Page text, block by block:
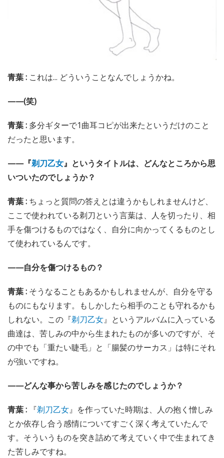
青葉 : これは... どういうことなんでしょうかね。
——(笑)
青葉 : 多分ギターで1曲耳コピが出来たというだけのこと
だったと思います。
——『剃刀乙女』というタイトルは、どんなところから思
いついたのでしょうか？
青葉 : ちょっと質問の答えとは違うかもしれませんけど、
ここで使われている剃刀という言葉は、人を切ったり、相
手を傷つけるものではなく、自分に向かってくるものとし
て使われているんです。
——自分を傷つけるもの？
青葉 : そうなることもあるかもしれませんが、自分を守る
ものにもなります。もしかしたら相手のことも守れるかも
しれない。この『剃刀乙女』というアルバムに入っている
曲達は、苦しみの中から生まれたものが多いのですが、そ
の中でも「重たい睫毛」と「腸髪のサーカス」は特にそれ
が強いですね。
——どんな事から苦しみを感じたのでしょうか？
青葉 : 『剃刀乙女』を作っていた時期は、人の抱く憎しみ
とか依存し合う感情についてすごく深く考えていたんで
す。そういうものを突き詰めて考えていく中で生まれてき
た苦しみですね。